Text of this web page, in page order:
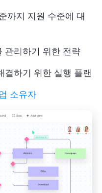
까지 지원 수준에 대
관리하기 위한 전략
결하기 위한 실행 플랜
소유자